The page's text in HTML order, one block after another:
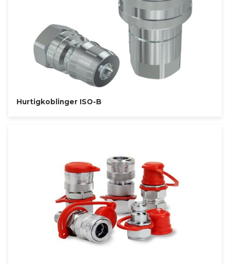
Hurtigkoblinger ISO-B